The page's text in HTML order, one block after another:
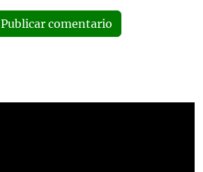
Publicar comentario